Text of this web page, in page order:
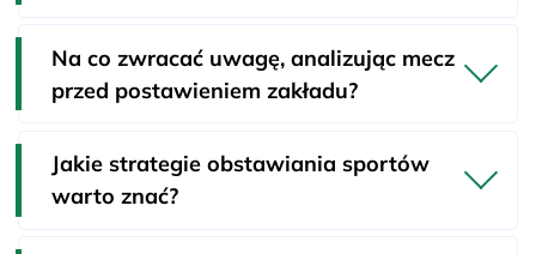
Na co zwracać uwagę, analizując mecz
przed postawieniem zakładu?
Jakie strategie obstawiania sportów
warto znać?